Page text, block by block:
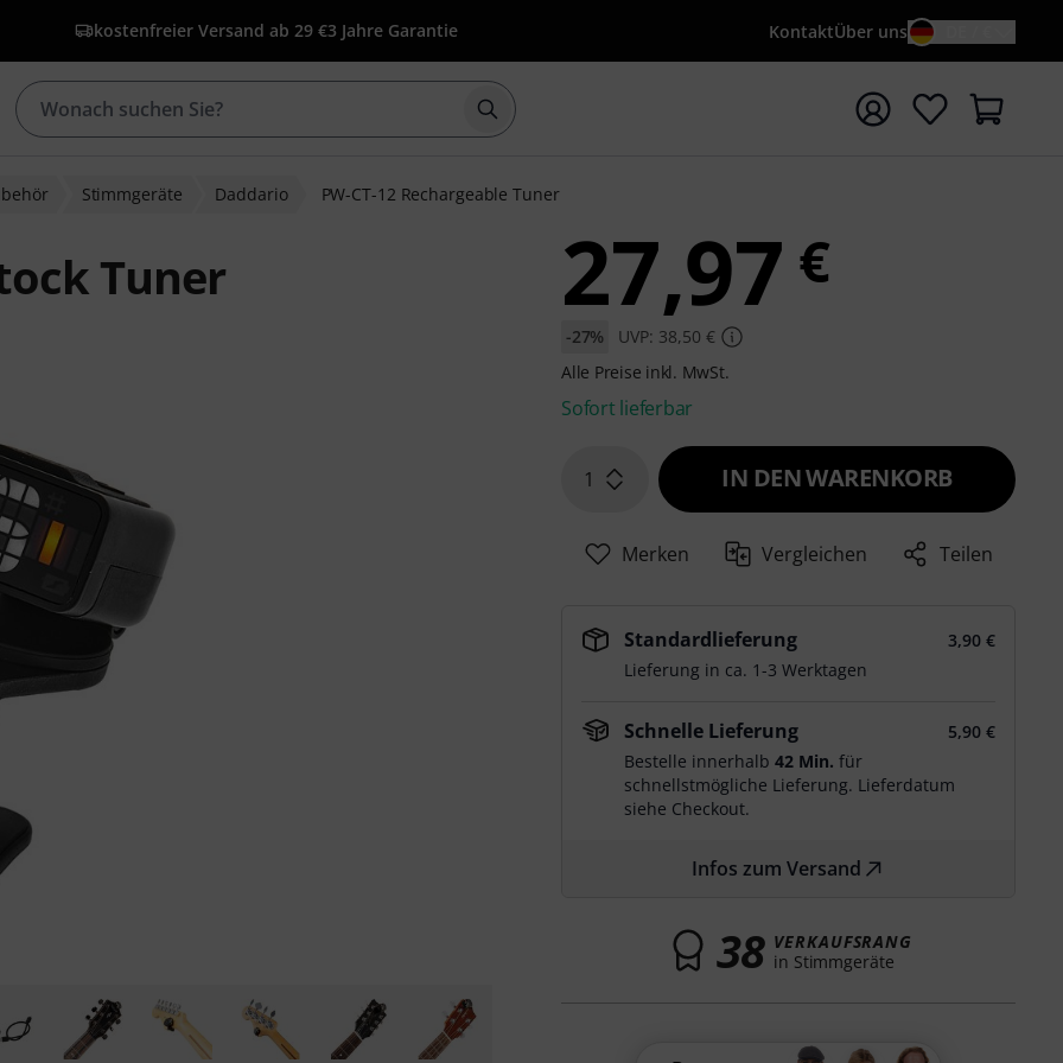
kostenfreier Versand ab 29 €3 Jahre Garantie KontaktÜber uns
Suche mit Suchwort {searchTerm} starten
Stimmgeräte Daddario PW-CT-12 Rechargeable Tuner
Tuner 27,97 €
-27%
UVP: 38,50 €
Alle Preise inkl. MwSt.
Sofort lieferbar
1 IN DEN WARENKORB
Merken Vergleichen Teilen
Standardlieferung
3,90 €
Lieferung in ca. 1-3 Werktagen
Schnelle Lieferung
5,90 €
Bestelle innerhalb42 Min. für
schnellstmögliche Lieferung. Lieferdatum
siehe Checkout.
Infos zum Versand
38 VERKAUFSRANG
in Stimmgeräte